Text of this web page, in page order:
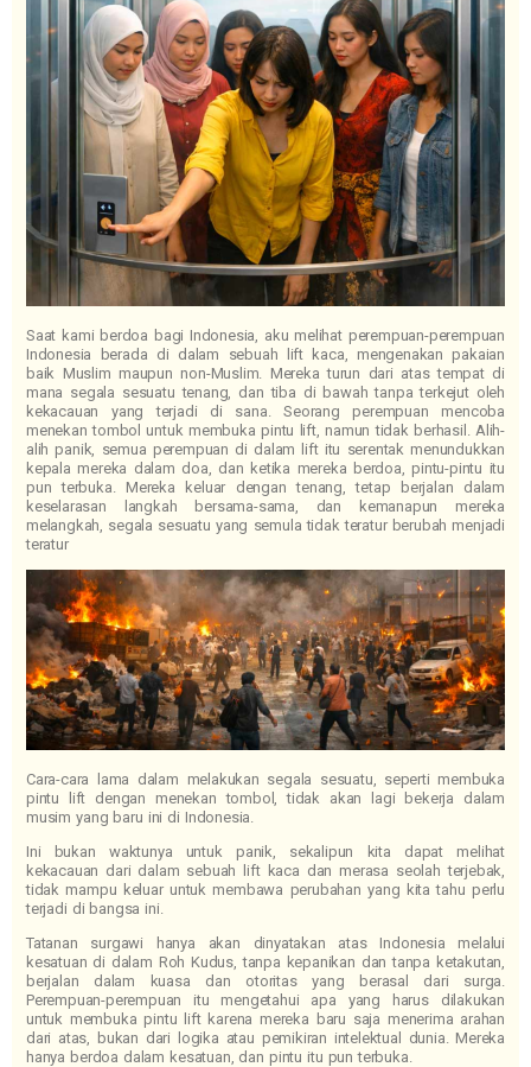
Saat kami berdoa bagi Indonesia, aku melihat perempuan-perempuan
Indonesia berada di dalam sebuah lift kaca, mengenakan pakaian
baik Muslim maupun non-Muslim. Mereka turun dari atas tempat di
mana segala sesuatu tenang, dan tiba di bawah tanpa terkejut oleh
kekacauan yang terjadi di sana. Seorang perempuan mencoba
menekan tombol untuk membuka pintu lift, namun tidak berhasil. Alih-
alih panik, semua perempuan di dalam lift itu serentak menundukkan
kepala mereka dalam doa, dan ketika mereka berdoa, pintu-pintu itu
pun terbuka. Mereka keluar dengan tenang, tetap berjalan dalam
keselarasan langkah bersama-sama, dan kemanapun mereka
melangkah, segala sesuatu yang semula tidak teratur berubah menjadi
teratur
Cara-cara lama dalam melakukan segala sesuatu, seperti membuka
pintu lift dengan menekan tombol, tidak akan lagi bekerja dalam
musim yang baru ini di Indonesia.
Ini bukan waktunya untuk panik, sekalipun kita dapat melihat
kekacauan dari dalam sebuah lift kaca dan merasa seolah terjebak,
tidak mampu keluar untuk membawa perubahan yang kita tahu perlu
terjadi di bangsa ini.
Tatanan surgawi hanya akan dinyatakan atas Indonesia melalui
kesatuan di dalam Roh Kudus, tanpa kepanikan dan tanpa ketakutan,
berjalan dalam kuasa dan otoritas yang berasal dari surga.
Perempuan-perempuan itu mengetahui apa yang harus dilakukan
untuk membuka pintu lift karena mereka baru saja menerima arahan
dari atas, bukan dari logika atau pemikiran intelektual dunia. Mereka
hanya berdoa dalam kesatuan, dan pintu itu pun terbuka.